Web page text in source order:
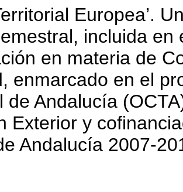
Europea’.
incluida en
en materia de
enmarcado en el
de Andalucía
Exterior y
Andalucía 2007-